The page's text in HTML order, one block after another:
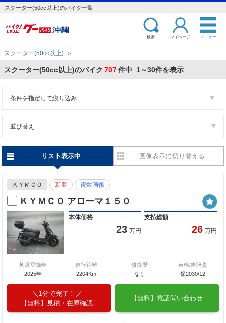
スクーター(50cc以上)のバイク一覧
検索 マイページ メニュー
スクーター(50cc以上) ＞
スクーター(50cc以上)のバイク 707件中 1～30件を表示
条件を指定して絞り込み
並び替え
リスト表示中 画像表示に切り替える
ＫＹＭＣＯ 新着 複数画像
ＫＹＭＣＯ アローマ１５０
本体価格
23 万円
支払総額
26 万円
初度登録年
2025年
走行距離
2204Km
修復歴
なし
車検/自賠責
保2030/12
1分で完了！
【無料】見積・在庫確認
【無料】電話問い合わせ